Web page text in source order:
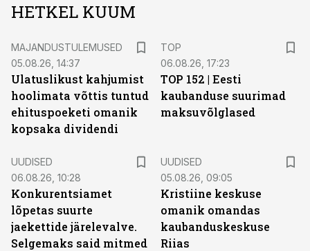
HETKEL KUUM
MAJANDUSTULEMUSED
05.08.26, 14:37
Ulatuslikust kahjumist
hoolimata võttis tuntud
ehituspoeketi omanik
kopsaka dividendi
TOP
06.08.26, 17:23
TOP 152 | Eesti
kaubanduse suurimad
maksuvõlglased
UUDISED
06.08.26, 10:28
Konkurentsiamet
lõpetas suurte
jaekettide järelevalve.
Selgemaks said mitmed
UUDISED
05.08.26, 09:05
Kristiine keskuse
omanik omandas
kaubanduskeskuse
Riias